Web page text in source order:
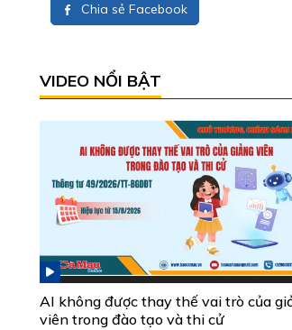
Chia sẻ Facebook
VIDEO NỔI BẬT
AI không được thay thế vai trò của
viên trong đào tạo và thi cử